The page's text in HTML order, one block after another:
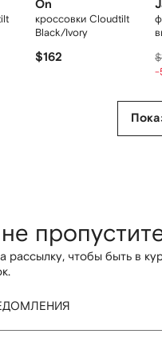
On
кроссовки Cloudtilt
Black/Ivory
$162
-
рассылку, чтобы быть в